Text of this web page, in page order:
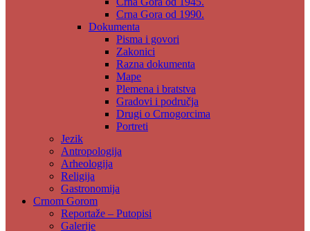
Crna Gora od 1990.
Dokumenta
Pisma i govori
Zakonici
Razna dokumenta
Mape
Plemena i bratstva
Gradovi i područja
Drugi o Crnogorcima
Portreti
Jezik
Antropologija
Arheologija
Religija
Gastronomija
Crnom Gorom
Reportaže – Putopisi
Galerije